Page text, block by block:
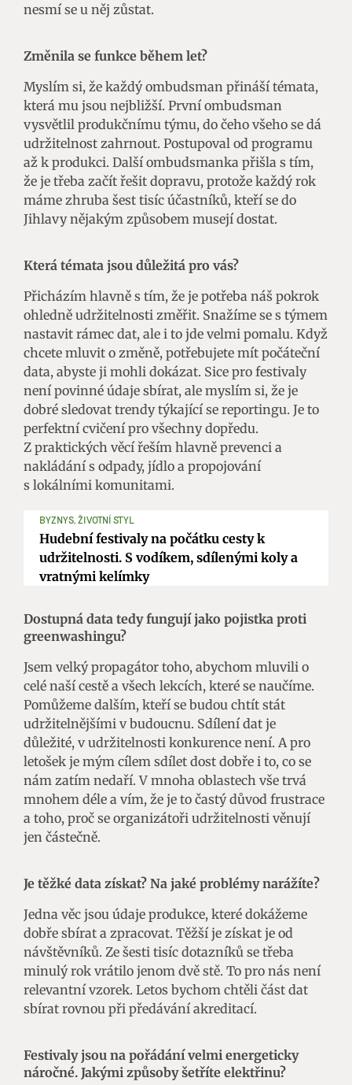
nesmí se u něj zůstat.
Změnila se funkce během let?
Myslím si, že každý ombudsman přináší témata,
která mu jsou nejbližší. První ombudsman
vysvětlil produkčnímu týmu, do čeho všeho se dá
udržitelnost zahrnout. Postupoval od programu
až k produkci. Další ombudsmanka přišla s tím,
že je třeba začít řešit dopravu, protože každý rok
máme zhruba šest tisíc účastníků, kteří se do
Jihlavy nějakým způsobem musejí dostat.
Která témata jsou důležitá pro vás?
Přicházím hlavně s tím, že je potřeba náš pokrok
ohledně udržitelnosti změřit. Snažíme se s týmem
nastavit rámec dat, ale i to jde velmi pomalu. Když
chcete mluvit o změně, potřebujete mít počáteční
data, abyste ji mohli dokázat. Sice pro festivaly
není povinné údaje sbírat, ale myslím si, že je
dobré sledovat trendy týkající se reportingu. Je to
perfektní cvičení pro všechny dopředu.
Z praktických věcí řeším hlavně prevenci a
nakládání s odpady, jídlo a propojování
s lokálními komunitami.
BYZNYS, ŽIVOTNÍ STYL
Hudební festivaly na počátku cesty k
udržitelnosti. S vodíkem, sdílenými koly a
vratnými kelímky
Dostupná data tedy fungují jako pojistka proti
greenwashingu?
Jsem velký propagátor toho, abychom mluvili o
celé naší cestě a všech lekcích, které se naučíme.
Pomůžeme dalším, kteří se budou chtít stát
udržitelnějšími v budoucnu. Sdílení dat je
důležité, v udržitelnosti konkurence není. A pro
letošek je mým cílem sdílet dost dobře i to, co se
nám zatím nedaří. V mnoha oblastech vše trvá
mnohem déle a vím, že je to častý důvod frustrace
a toho, proč se organizátoři udržitelnosti věnují
jen částečně.
Je těžké data získat? Na jaké problémy narážíte?
Jedna věc jsou údaje produkce, které dokážeme
dobře sbírat a zpracovat. Těžší je získat je od
návštěvníků. Ze šesti tisíc dotazníků se třeba
minulý rok vrátilo jenom dvě stě. To pro nás není
relevantní vzorek. Letos bychom chtěli část dat
sbírat rovnou při předávání akreditací.
Festivaly jsou na pořádání velmi energeticky
náročné. Jakými způsoby šetříte elektřinu?